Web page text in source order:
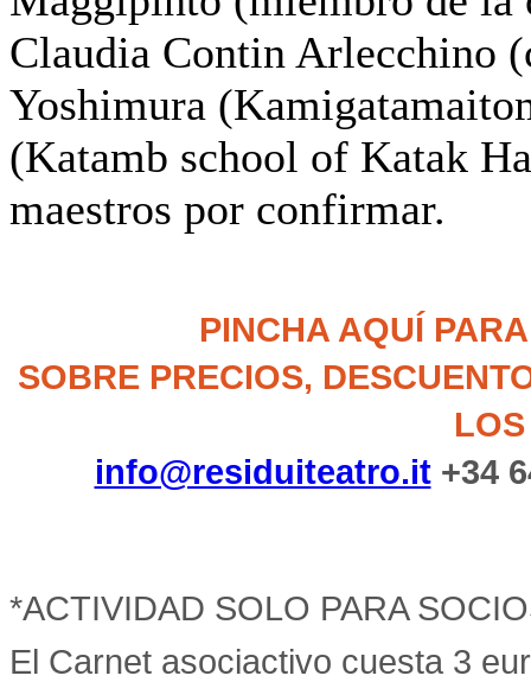
Claudia Contin Arlecchino
Yoshimura
(Katamb school of Katak
maestros por confirmar.
PINCHA AQUÍ
SOBRE PRECIOS,
info@residuiteatro.it +34
*ACTIVIDAD SOLO PARA
El Carnet asociactivo cuesta 3